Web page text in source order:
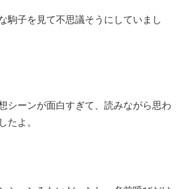
駒子を見て不思議そうにしていまし
シーンが面白すぎて、読みながら思わ
たよ。